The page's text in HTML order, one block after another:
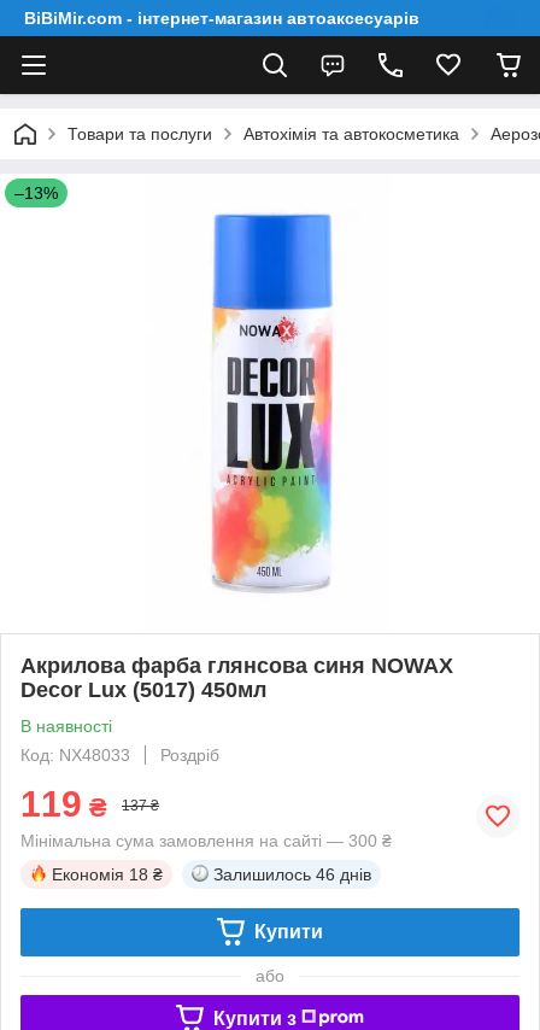
BiBiMir.com - інтернет-магазин автоаксесуарів
Товари та послуги Автохімія та автокосметика
–13%
Акрилова фарба глянсова синя NOWAX
Decor Lux (5017) 450мл
В наявності
Код: NX48033
Роздріб
119 ₴ 137 ₴
Мінімальна сума замовлення на сайті — 300 ₴
Економія 18 ₴ Залишилось 46 днів
Купити
або
Купити з